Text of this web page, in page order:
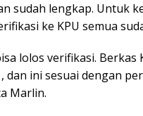
sudah lengkap. Untuk
ke KPU semua
lolos verifikasi. Berkas
dan ini sesuai dengan
Marlin.